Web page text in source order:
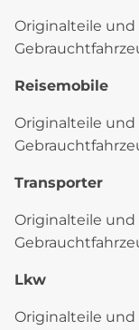
Originalteile und
Reisemobile
Originalteile und
Transporter
Originalteile und
Lkw
Originalteile und